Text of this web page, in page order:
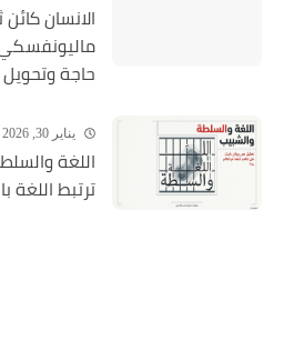
الانسان
حاجة وتحويل
يناير 30, 2026
اللغة
ترتبط اللغة